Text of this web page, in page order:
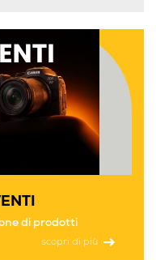
di prodotti
scopri di più